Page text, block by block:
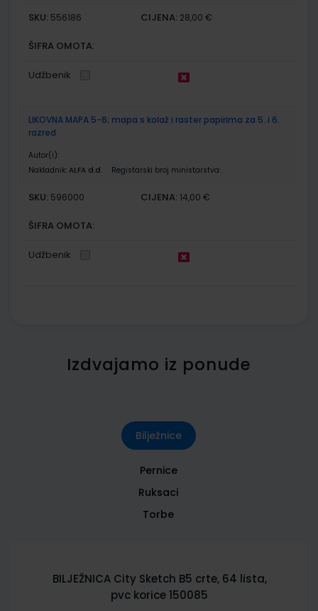
SKU: 556186 CIJENA: 28,00 €
ŠIFRA OMOTA:
Udžbenik
LIKOVNA MAPA 5-6; mapa s kolaž i raster papirima za 5. i 6.
razred
Autor(i):
Nakladnik: ALFA d.d. Registarski broj ministarstva:
SKU: 596000 CIJENA: 14,00 €
ŠIFRA OMOTA:
Udžbenik
Izdvajamo iz ponude
Bilježnice
Pernice
Ruksaci
Torbe
BILJEŽNICA City Sketch B5 crte, 64 lista,
pvc korice 150085